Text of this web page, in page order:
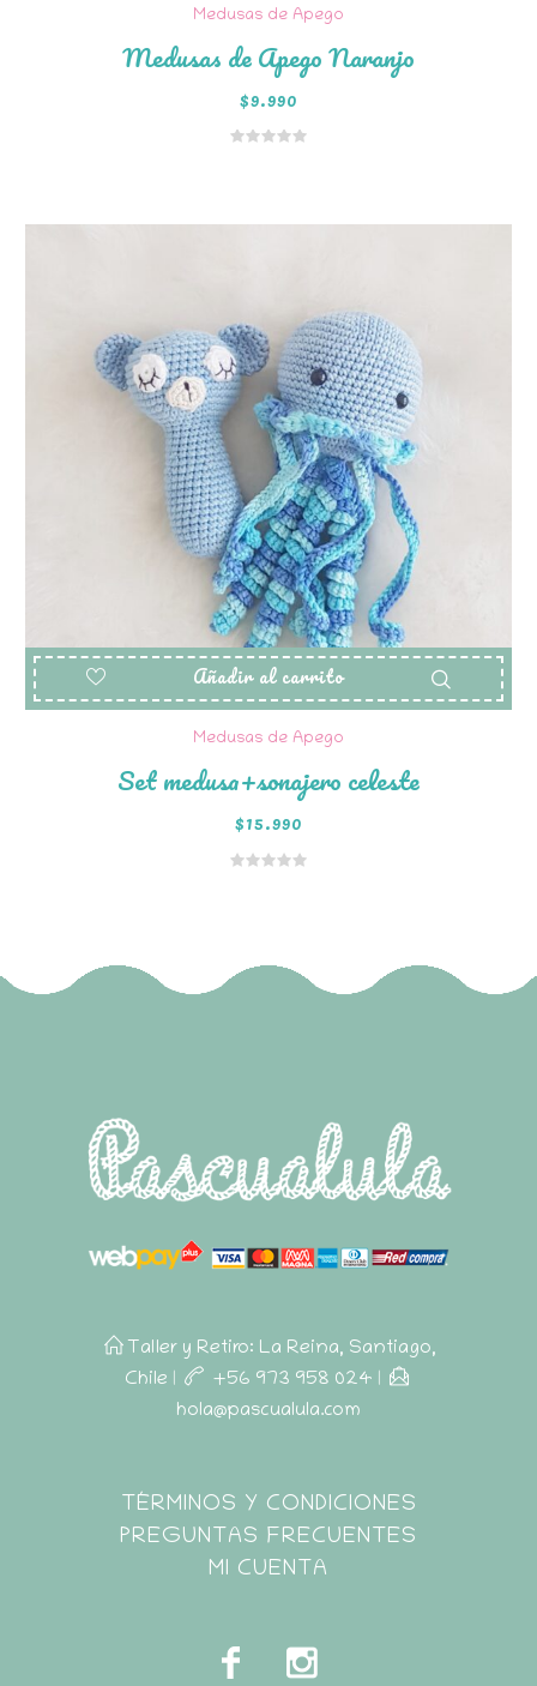
Medusas de Apego
Medusas de Apego Naranjo
$9.990
Añadir al carrito
Medusas de Apego
Set medusa+sonajero celeste
$15.990
Taller y Retiro: La Reina, Santiago,
Chile | +56 973 958 024 |
hola@pascualula.com
Pascualula
TÉRMINOS Y CONDICIONES
PREGUNTAS FRECUENTES
MI CUENTA